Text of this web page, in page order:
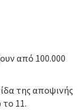
από 100.000
της αποψινής
το 11.